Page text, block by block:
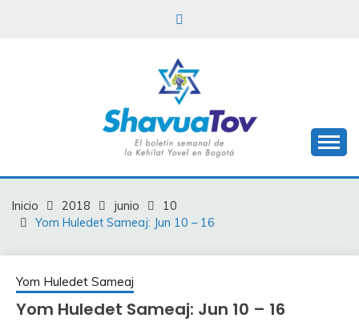
BOLETÍN SHAVUA
TOV
Inicio 2018 junio
10
Yom Huledet Sameaj: Jun 10 – 16
Yom Huledet Sameaj
Yom Huledet Sameaj: Jun 10 – 16